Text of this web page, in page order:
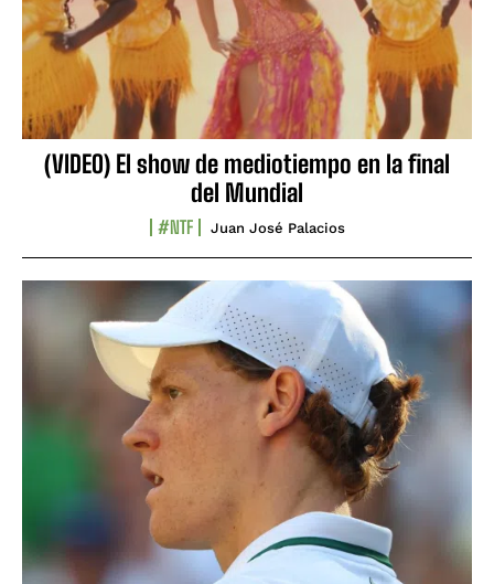
(VIDEO) El show de mediotiempo en la final
del Mundial
#NTF Juan José Palacios